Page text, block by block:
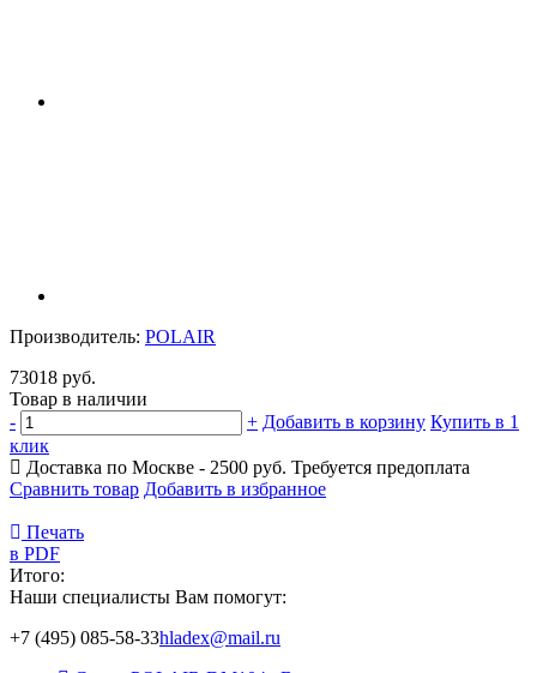
Производитель: POLAIR
73018 руб.
Товар в наличии
-
+ Добавить в корзину Купить в 1
клик
Доставка по Москве - 2500 руб. Требуется предоплата
Сравнить товар Добавить в избранное
Печать
в PDF
Итого:
Наши специалисты Вам помогут:
+7 (495) 085-58-33hladex@mail.ru